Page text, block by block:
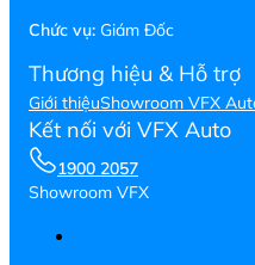
Chức vụ: Giám Đốc
Thương hiệu & Hỗ trợ
Giới thiệuShowroom VFX
Kết nối với VFX Auto
1900 2057
Showroom VFX